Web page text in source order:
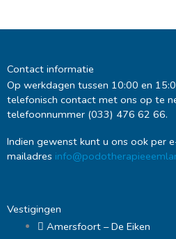
Contact informatie
Op werkdagen tussen 10:00 en
telefonisch contact met ons op te
telefoonnummer (033) 476 62 66.
Indien gewenst kunt u ons ook per
mailadres
Vestigingen
Amersfoort – De Eiken